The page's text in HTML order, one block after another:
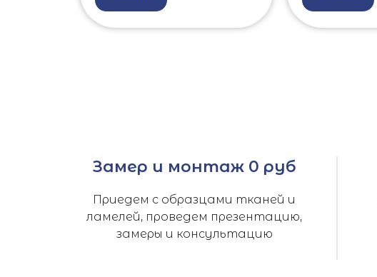
Замер и монтаж 0 руб
Приедем с образцами тканей и
ламелей, проведем презентацию,
замеры и консультацию